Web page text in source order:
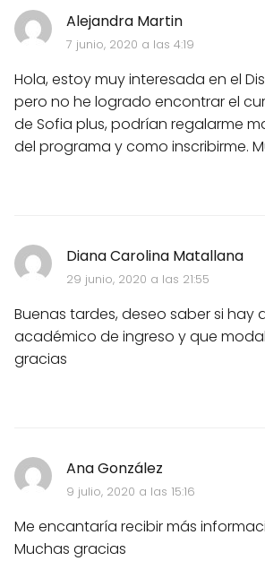
Alejandra Martin
7 junio, 2020 a las 4:19
Hola, estoy muy interesada en el
pero no he logrado encontrar el
de Sofia plus, podrían regalarme
del programa y como inscribirme.
Diana Carolina Matallana
29 junio, 2020 a las 21:55
Buenas tardes, deseo saber si hay
académico de ingreso y que
gracias
Ana González
9 julio, 2020 a las 15:16
Me encantaría recibir más
Muchas gracias